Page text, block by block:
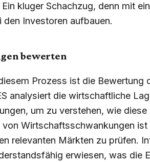
kluger Schachzug, denn mit
Investoren aufbauen.
bewerten
Prozess ist die Bewertung
analysiert die wirtschaftliche
um zu verstehen, wie
Wirtschaftsschwankungen
relevanten Märkten zu prüfen.
erwiesen, was die